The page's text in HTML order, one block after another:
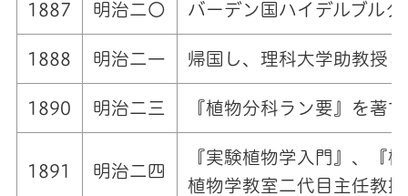
1887 明治二〇 バーデン国ハイデルブル
1888 明治二一 帰国し、理科大学助教授
1890 明治二三 『植物分科ラン要』を著
1891 明治二四
『実験植物学入門』、『
植物学教室二代目主任教